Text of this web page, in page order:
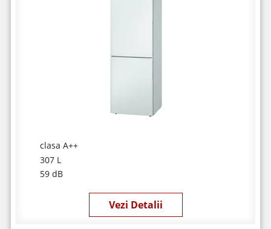
clasa A++
307 L
59 dB
Vezi Detalii